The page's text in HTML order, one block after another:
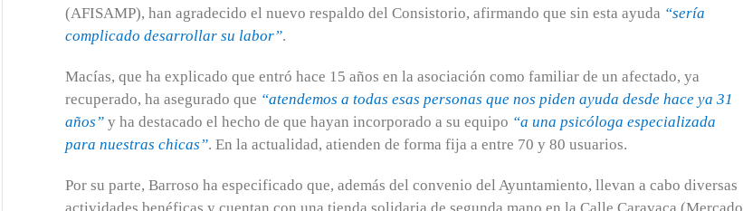
(AFISAMP), han agradecido el nuevo respaldo del Consistorio, afirmando que sin esta ayuda “sería
complicado desarrollar su labor”.
Macías, que ha explicado que entró hace 15 años en la asociación como familiar de un afectado, ya
recuperado, ha asegurado que “atendemos a todas esas personas que nos piden ayuda desde hace ya 31
años” y ha destacado el hecho de que hayan incorporado a su equipo “a una psicóloga especializada
para nuestras chicas”. En la actualidad, atienden de forma fija a entre 70 y 80 usuarios.
Por su parte, Barroso ha especificado que, además del convenio del Ayuntamiento, llevan a cabo diversas
actividades benéficas y cuentan con una tienda solidaria de segunda mano en la Calle Caravaca (Mercado